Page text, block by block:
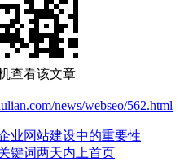
查看该文章
news/webseo/562.html
业网站建设中的重要性
键词两天内上首页